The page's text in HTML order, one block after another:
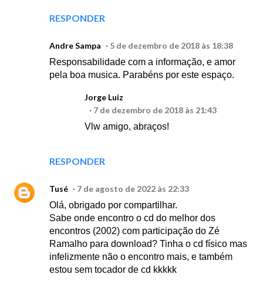
RESPONDER
Andre Sampa
5 de dezembro de 2018 às 18:38
Responsabilidade com a informação, e amor
pela boa musica. Parabéns por este espaço.
RESPONDER
Jorge Luiz
7 de dezembro de 2018 às 21:43
Vlw amigo, abraços!
Tusé
7 de agosto de 2022 às 22:33
Olá, obrigado por compartilhar.
Sabe onde encontro o cd do melhor dos
encontros (2002) com participação do Zé
Ramalho para download? Tinha o cd físico mas
infelizmente não o encontro mais, e também
estou sem tocador de cd kkkkk